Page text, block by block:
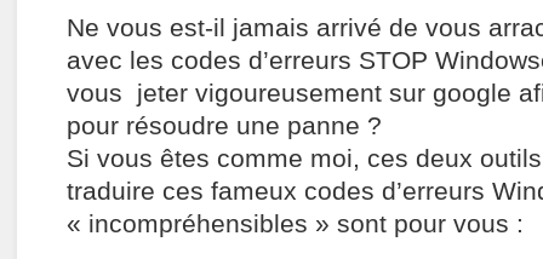
Ne vous est-il jamais arrivé de vous
avec les codes d’erreurs STOP
vous jeter vigoureusement sur google
pour résoudre une panne ?
Si vous êtes comme moi, ces deux
traduire ces fameux codes d’erreurs
« incompréhensibles » sont pour vous :